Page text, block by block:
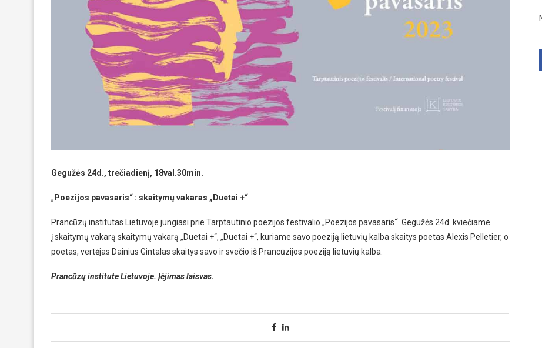
Gegužės 24d., trečiadienį, 18val.30min.
„ Poezijos pavasaris“ : skaitymų vakaras „Duetai +“
Prancūzų institutas Lietuvoje jungiasi prie Tarptautinio poezijos festivalio „Poezijos pavasaris“. Gegužės 24d. kviečiame
į skaitymų vakarą skaitymų vakarą „Duetai +“, „Duetai +“, kuriame savo poeziją lietuvių kalba skaitys poetas Alexis Pelletier, o
poetas, vertėjas Dainius Gintalas skaitys savo ir svečio iš Prancūzijos poeziją lietuvių kalba.
Prancūzų institute Lietuvoje. Įėjimas laisvas.